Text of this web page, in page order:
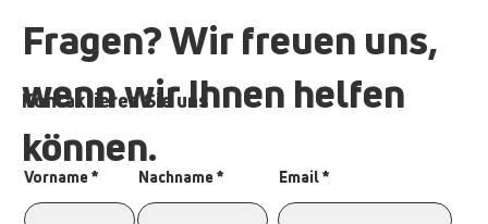
Fragen? Wir freuen uns,
wenn wir Ihnen helfen
können.
Kontaktieren Sie uns
Vorname Nachname Email